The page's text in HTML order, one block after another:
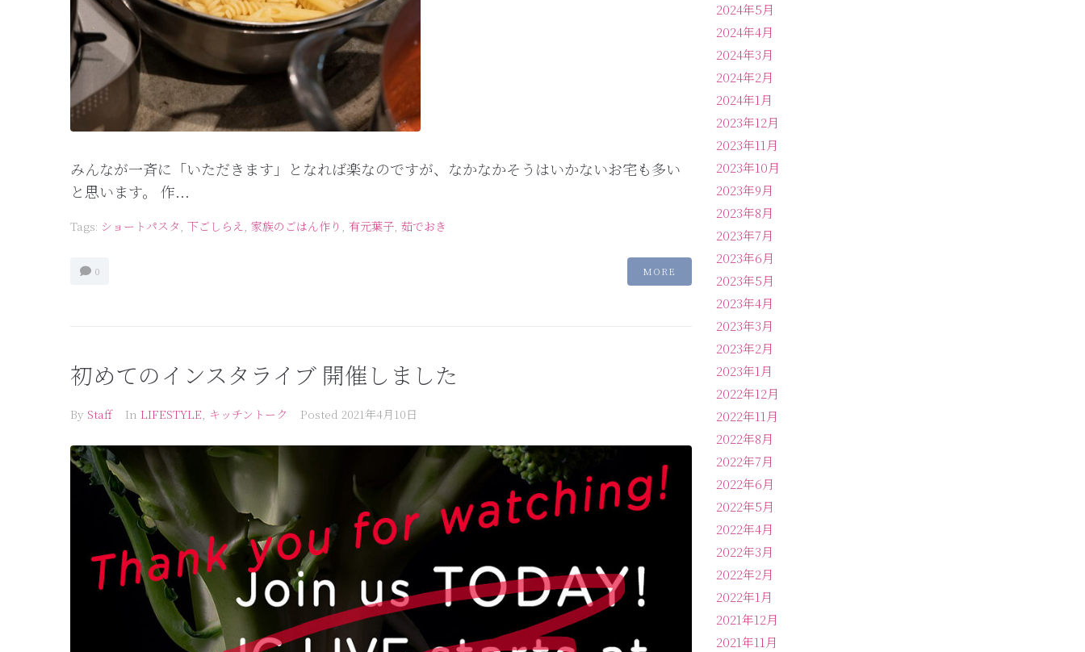
みんなが一斉に「いただきます」となれば楽なのですが、なかなかそうはいかないお宅も多い
と思います。 作...
Tags: ショートパスタ, 下ごしらえ, 家族のごはん作り , 有元葉子, 茹でおき
0 MORE
初めてのインスタライブ 開催しました
By Staff In LIFESTYLE, キッチントーク Posted 2021年4月10日
2024年5月
2024年4月
2024年3月
2024年2月
2024年1月
2023年12月
2023年11月
2023年10月
2023年9月
2023年8月
2023年7月
2023年6月
2023年5月
2023年4月
2023年3月
2023年2月
2023年1月
2022年12月
2022年11月
2022年8月
2022年7月
2022年6月
2022年5月
2022年4月
2022年3月
2022年2月
2022年1月
2021年12月
2021年11月